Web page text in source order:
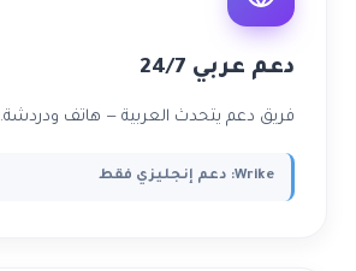
دعم عربي 24/7
فريق دعم يتحدث العربية — هاتف ودردشة.
Wrike: دعم إنجليزي فقط